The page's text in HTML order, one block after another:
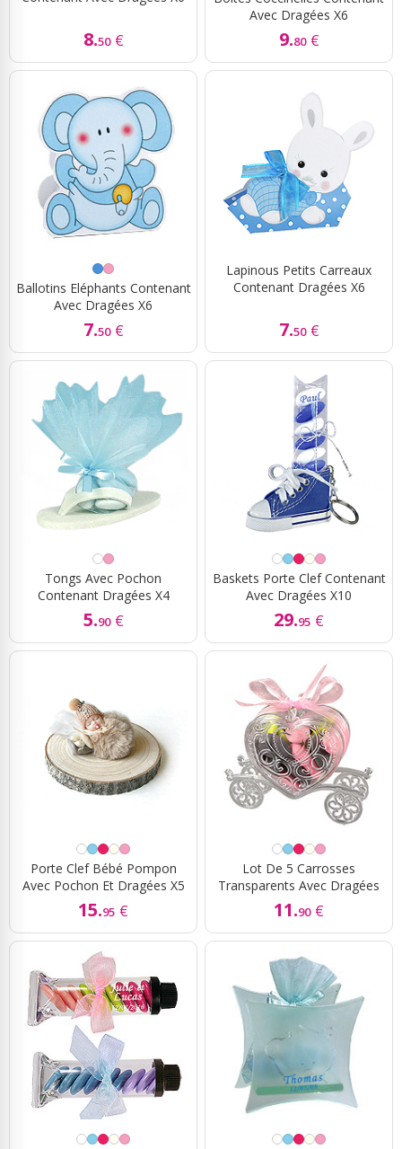
8.50 €
Avec Dragées X6
9.80 €
Ballotins Eléphants Contenant
Avec Dragées X6
7.50 €
Lapinous Petits Carreaux
Contenant Dragées X6
7.50 €
Tongs Avec Pochon
Contenant Dragées X4
5.90 €
Baskets Porte Clef Contenant
Avec Dragées X10
29.95 €
Porte Clef Bébé Pompon
Avec Pochon Et Dragées X5
15.95 €
Lot De 5 Carrosses
Transparents Avec Dragées
11.90 €